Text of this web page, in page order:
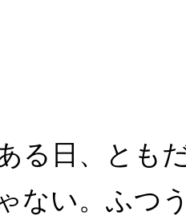
る日、とも
ない。ふつ